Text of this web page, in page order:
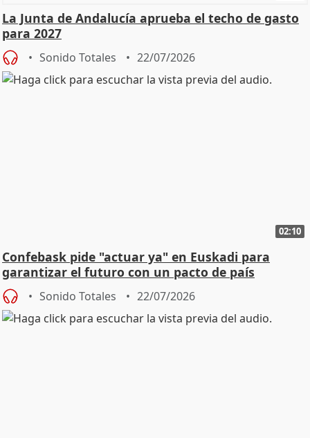
La Junta de Andalucía aprueba el techo de gasto
para 2027
Sonido Totales 22/07/2026
02:10
Confebask pide "actuar ya" en Euskadi para
garantizar el futuro con un pacto de país
Sonido Totales 22/07/2026